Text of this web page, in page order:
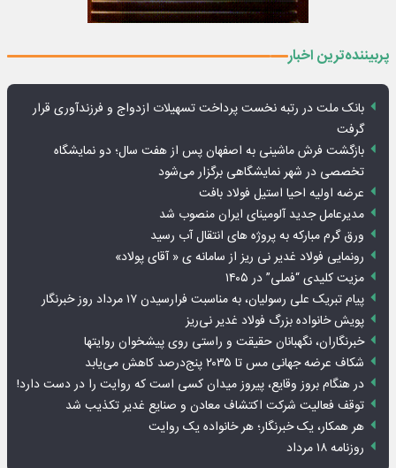
پربیننده‌ترین اخبار
بانک ملت در رتبه نخست پرداخت تسهیلات ازدواج و فرزندآوری قرار
گرفت
بازگشت فرش ماشینی به اصفهان پس از هفت سال؛ دو نمایشگاه
تخصصی در شهر نمایشگاهی برگزار می‌شود
عرضه اولیه احیا استیل فولاد بافت
مدیرعامل جدید آلومینای ایران منصوب شد
ورق گرم مبارکه به پروژه های انتقال آب رسید
رونمایی فولاد غدیر نی ریز از سامانه ی « آقای پولاد»
مزیت کلیدی “فملی” در ۱۴۰۵
پیام تبریک علی رسولیان، به مناسبت فرارسیدن ۱۷ مرداد روز خبرنگار
پویش خانواده بزرگ فولاد غدیر نی‌ریز
خبرنگاران، نگهبانان حقیقت و راستی روی پیشخوان روایت­ها
شکاف عرضه جهانی مس تا ۲۰۳۵ پنج‌درصد کاهش می‌یابد
در هنگام بروز وقایع، پیروز میدان کسی است که روایت را در دست دارد!
توقف فعالیت شرکت اکتشاف معادن و صنایع غدیر تکذیب شد
هر همکار، یک خبرنگار؛ هر خانواده یک روایت
روزنامه ۱۸ مرداد